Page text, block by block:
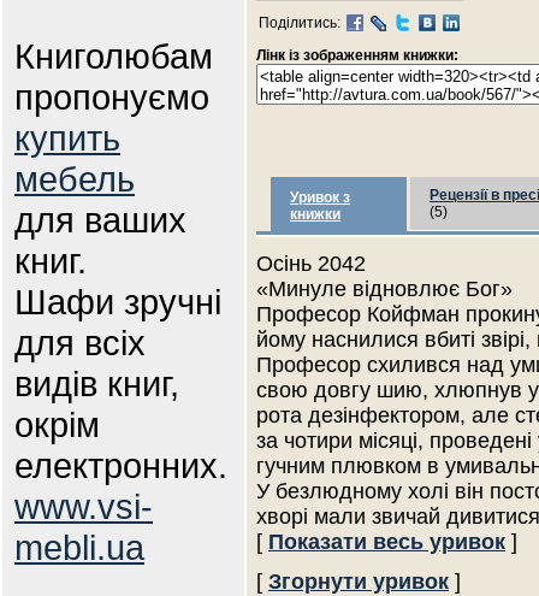
Книголюбам
пропонуємо
купить
мебель
для ваших
книг.
Шафи зручні
для всіх
видів книг,
окрім
електронних.
www.vsi-
mebli.ua
Поділитись:
Лінк із зображенням книжки:
Уривок з
книжки
Рецензії в пресі
(5)
Осінь 2042
«Минуле відновлює Бог»
Професор Койфман
йому наснилися вбиті
Професор схилився над
свою довгу шию, хлюпнув у
рота дезінфектором, але
за чотири місяці,
гучним плювком в
У безлюдному холі він
хворі мали звичай
[ Показати весь уривок ]
[ Згорнути уривок ]